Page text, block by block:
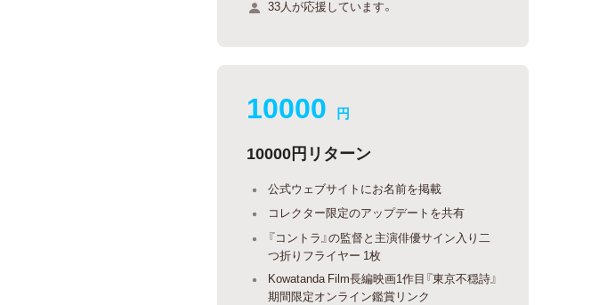
33人が応援しています。
10000 円
10000円リターン
公式ウェブサイトにお名前を掲載
コレクター限定のアップデートを共有
『コントラ』の監督と主演俳優サイン入り二
つ折りフライヤー 1枚
Kowatanda Film長編映画1作目『東京不穏詩』
期間限定オンライン鑑賞リンク